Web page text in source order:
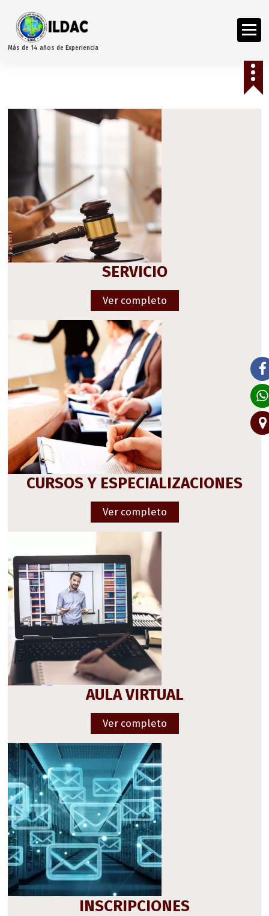
Más de 14 años de Experiencia
SERVICIO
Ver completo
CURSOS Y ESPECIALIZACIONES
Ver completo
AULA VIRTUAL
Ver completo
INSCRIPCIONES